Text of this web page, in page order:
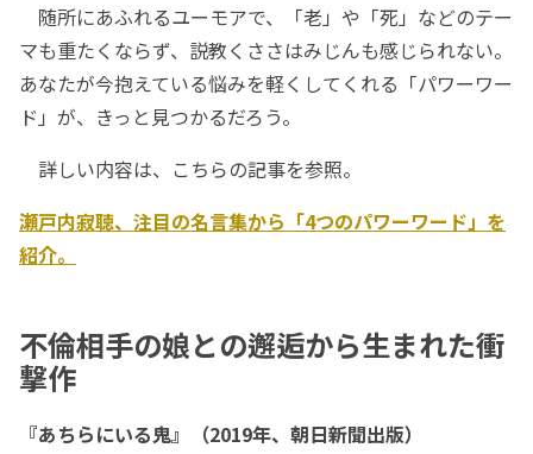
随所にあふれるユーモアで、「老」や「死」などのテー
マも重たくならず、説教くささはみじんも感じられない。
あなたが今抱えている悩みを軽くしてくれる「パワーワー
ド」が、きっと見つかるだろう。
詳しい内容は、こちらの記事を参照。
瀬戸内寂聴、注目の名言集から「4つのパワーワード」を
紹介。
不倫相手の娘との邂逅から生まれた衝
撃作
『あちらにいる鬼』（2019年、朝日新聞出版）